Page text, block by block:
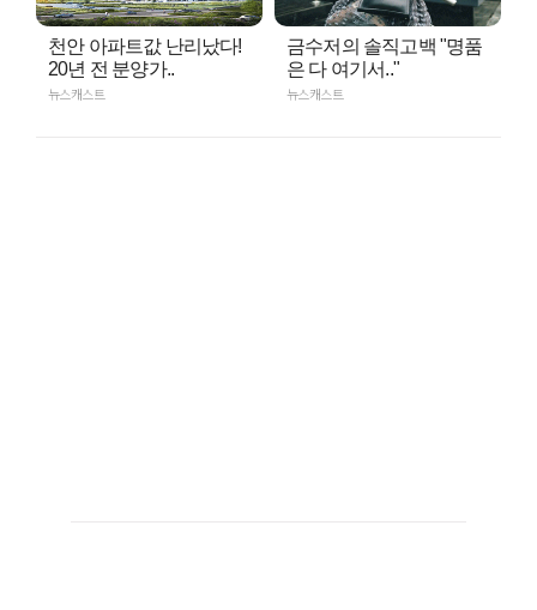
천안 아파트값 난리났다!
20년 전 분양가..
뉴스캐스트
금수저의 솔직고백 "명품
은 다 여기서.."
뉴스캐스트